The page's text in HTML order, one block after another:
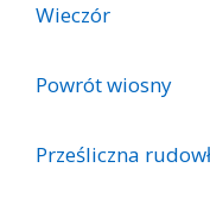
Wieczór
Powrót wiosny
Prześliczna